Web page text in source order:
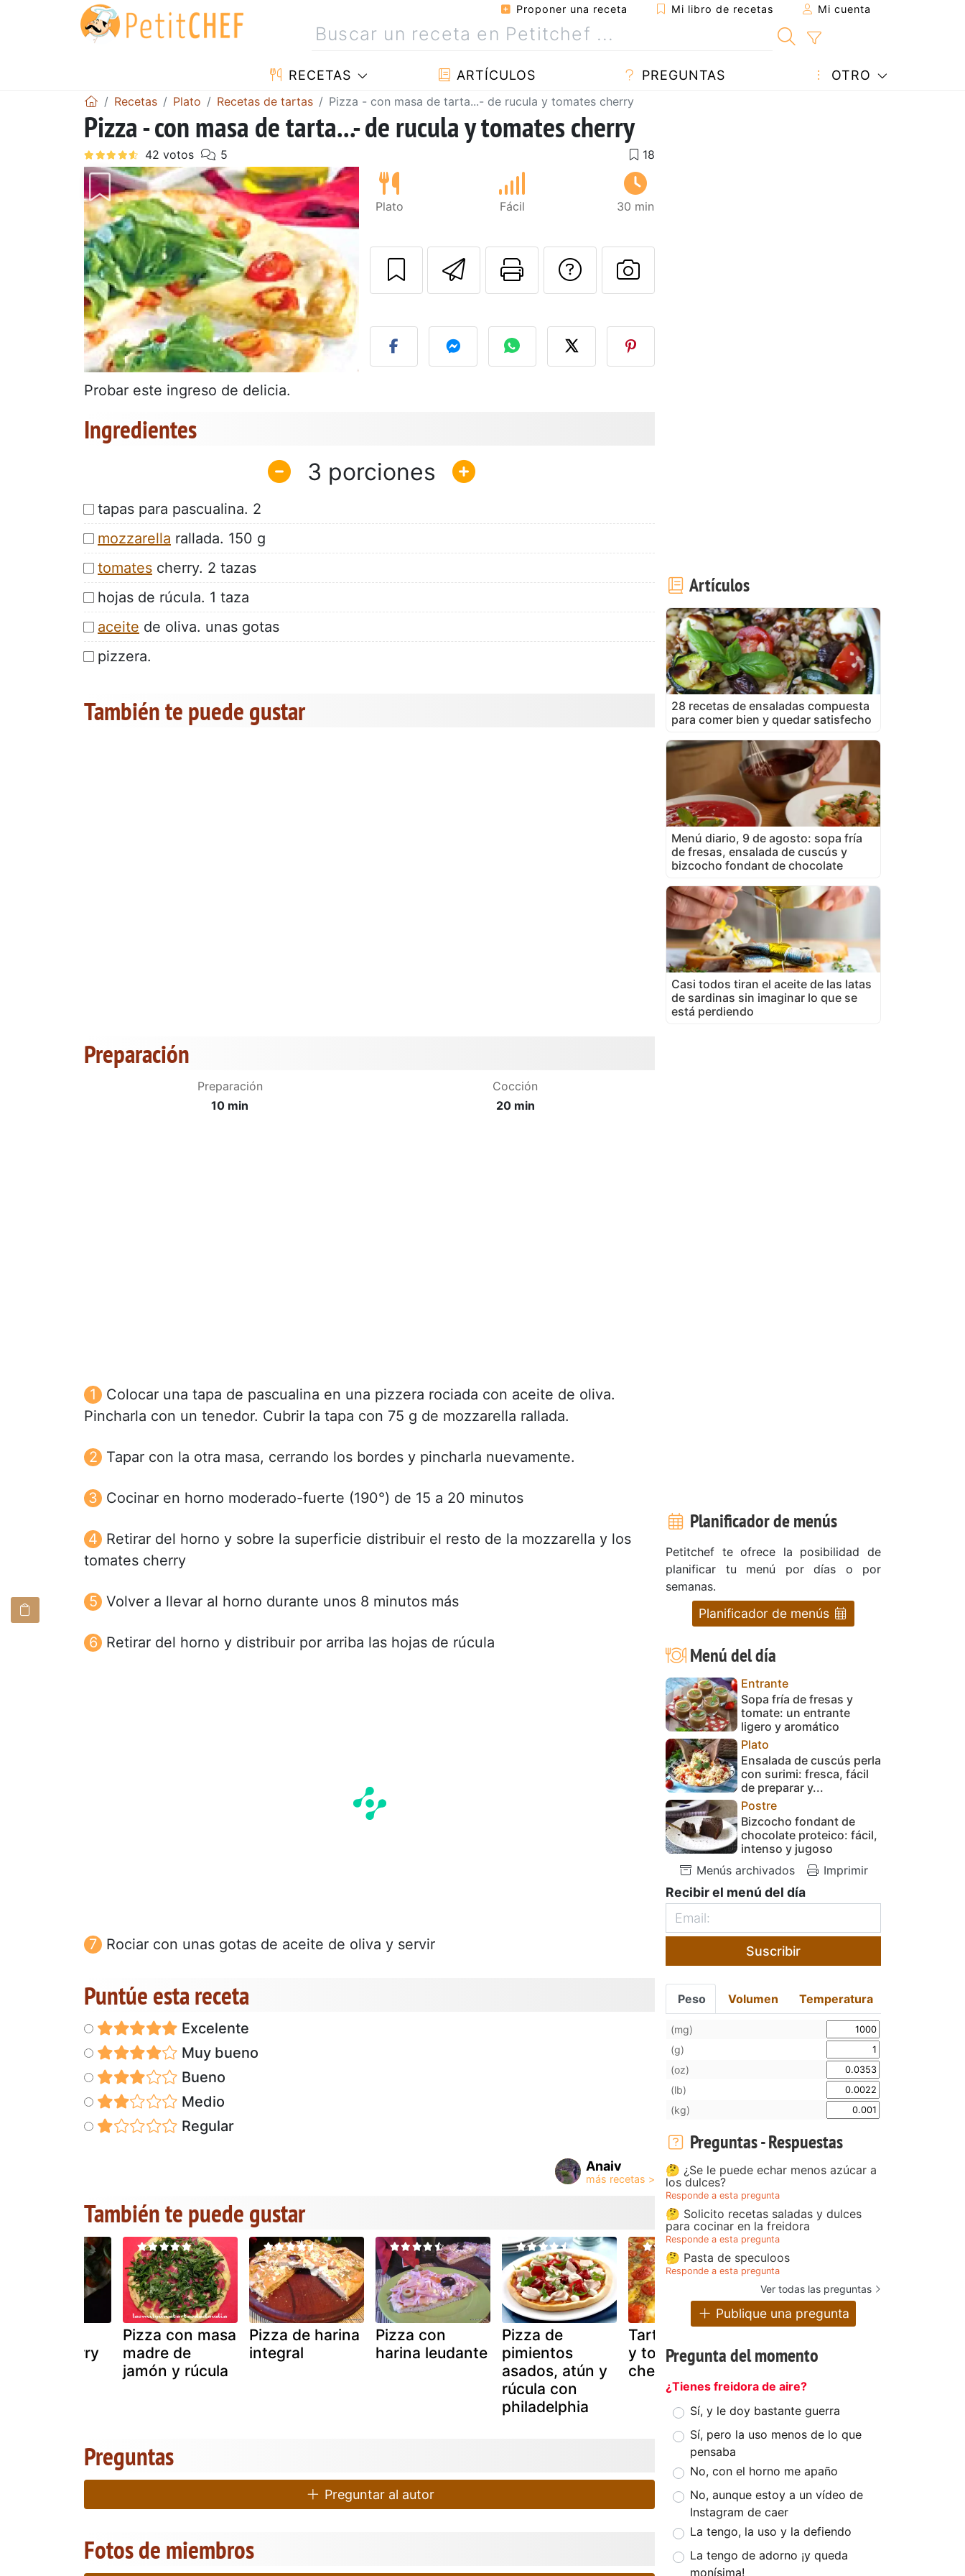
Proponer una receta Mi libro de recetas Mi cuenta
RECETAS ARTÍCULOS PREGUNTAS OTRO
Recetas Plato Recetas de tartas Pizza - con masa de tarta...- de rucula y tomates cherry
Pizza - con masa de tarta...- de rucula y tomates cherry
Plato Fácil 30 min
Enviar esta receta a un amigo
Imprimir esta página
Preguntar al autor
Publicar la foto de esta receta
Probar este ingreso de delicia.
Ingredientes
3
tapas para pascualina. 2
mozzarella rallada. 150 g
tomates cherry. 2 tazas
hojas de rúcula. 1 taza
aceite de oliva. unas gotas
pizzera.
También te puede gustar
Preparación
Preparación
10 min
Cocción
20 min
Colocar una tapa de pascualina en una pizzera rociada con aceite de oliva.
Pincharla con un tenedor. Cubrir la tapa con 75 g de mozzarella rallada.
Tapar con la otra masa, cerrando los bordes y pincharla nuevamente.
Cocinar en horno moderado-fuerte (190°) de 15 a 20 minutos
Retirar del horno y sobre la superficie distribuir el resto de la mozzarella y los
tomates cherry
Volver a llevar al horno durante unos 8 minutos más
Retirar del horno y distribuir por arriba las hojas de rúcula
Rociar con unas gotas de aceite de oliva y servir
Puntúe esta receta
Excelente
Muy bueno
Bueno
Medio
Regular
Anaiv
También te puede gustar
cherry
Pizza con masa
madre de
jamón y rúcula
Pizza de harina
integral
Pizza con
harina leudante
Pizza de
pimientos
asados, atún y
rúcula con
philadelphia
Tarta de queso
y tomates
cherry
jamón serrano
Preguntas
Preguntar al autor
Fotos de miembros
Artículos
28 recetas de ensaladas compuesta
para comer bien y quedar satisfecho
Menú diario, 9 de agosto: sopa fría
de fresas, ensalada de cuscús y
bizcocho fondant de chocolate
Casi todos tiran el aceite de las latas
de sardinas sin imaginar lo que se
está perdiendo
Planificador de menús
Petitchef te ofrece la posibilidad de
planificar tu menú por días o por
semanas.
Planificador de menús
Menú del día
Entrante
Sopa fría de fresas y
tomate: un entrante
ligero y aromático
Plato
Ensalada de cuscús perla
con surimi: fresca, fácil
de preparar y...
Postre
Bizcocho fondant de
chocolate proteico: fácil,
intenso y jugoso
Menús archivados
Imprimir
Recibir el menú del día
Suscribir
Peso Volumen Temperatura
(mg)
(g)
(oz)
(lb)
(kg)
Preguntas - Respuestas
🤔 ¿Se le puede echar menos azúcar a
los dulces?
Responde a esta pregunta
🤔 Solicito recetas saladas y dulces
para cocinar en la freidora
Responde a esta pregunta
🤔 Pasta de speculoos
Responde a esta pregunta
Ver todas las preguntas
Publique una pregunta
Pregunta del momento
¿Tienes freidora de aire?
Sí, y le doy bastante guerra
Sí, pero la uso menos de lo que
pensaba
No, con el horno me apaño
No, aunque estoy a un vídeo de
Instagram de caer
La tengo, la uso y la defiendo
La tengo de adorno ¡y queda
monísima!